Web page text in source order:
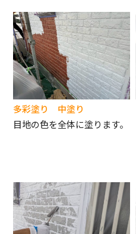
多彩塗り 中塗り
目地の色を全体に塗ります。